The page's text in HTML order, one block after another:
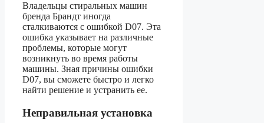
Владельцы стиральных машин
бренда Брандт иногда
сталкиваются с ошибкой D07. Эта
ошибка указывает на различные
проблемы, которые могут
возникнуть во время работы
машины. Зная причины ошибки
D07, вы сможете быстро и легко
найти решение и устранить ее.
Неправильная установка